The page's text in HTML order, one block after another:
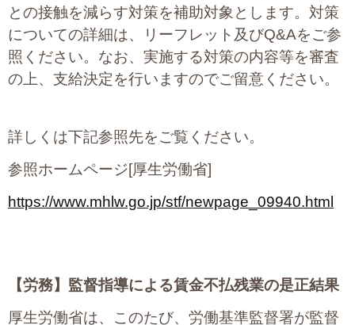
との接触を減らす対策を補助対象とします。対策
についての詳細は、リーフレット及びQ&Aをご参
照ください。なお、実施する対策の内容等を審査
の上、支給決定を行いますのでご留意ください。
詳しくは下記参照先をご覧ください。
参照ホームページ[厚生労働省]
https://www.mhlw.go.jp/stf/newpage_09940.html
【労務】 監督指導による賃金不払残業の是正結果
厚生労働省は、このたび、労働基準監督署が監督
06-6889-6018
営業時間: 9：00～18：009：00～18：00